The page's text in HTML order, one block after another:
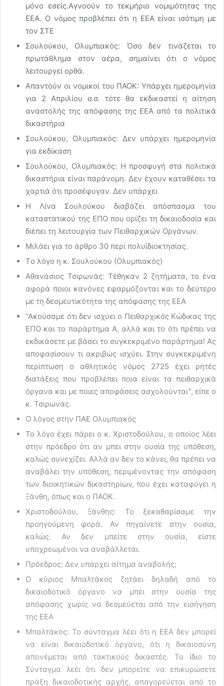
μόνο εσείς.Αγνοούν το τεκμήριο νομιμότητας της
ΕΕΑ. Ο νόμος προβλέπει ότι η ΕΕΑ είναι ισότιμη με
τον ΣΤΕ
Σουλούκου, Ολυμπιακός: Όσο δεν τινάζεται το
πρωτάθλημα στον αέρα, σημαίνει ότι ο νόμος
λειτουργεί ορθά.
Απαντούν οι νομικοί του ΠΑΟΚ: Υπάρχει ημερομηνία
για 2 Απριλίου σ.σ. τότε θα εκδικαστεί η αίτηση
αναστολής της απόφασης της ΕΕΑ από τα πολιτικά
δικαστήρια
Σουλούκου, Ολυμπιακός: Δεν υπάρχει ημερομηνία
για εκδίκαση
Σουλούκου, Ολυμπιακός: Η προσφυγή στα πολιτικά
δικαστήρια είναι παράνομη. Δεν έχουν καταθέσει τα
χαρτιά ότι προσέφυγαν. Δεν υπάρχει
Η Λίνα Σουλούκου διαβάζει απόσπασμα του
καταστατικού της ΕΠΟ που ορίζει τη δικαιοδοσία και
διέπει τη λειτουργία των Πειθαρχικών Οργάνων.
Μιλάει για το άρθρο 30 περί πολυϊδιοκτησίας.
Tο λόγο η κ. Σουλούκου (Ολυμπιακός)
Αθανάσιος Τσιρωνάς: Τέθηκαν 2 ζητήματα, το ένα
αφορά ποιοι κανόνες εφαρμόζονται και το δεύτερο
με τη δεσμευτικότητα της απόφασης της ΕΕΑ
“Ακούσαμε ότι δεν ισχύει ο Πειθαρχικός Κώδικας της
ΕΠΟ και το παράρτημα Α, αλλά και το ότι πρέπει να
εκδικάσετε με βάσει το συγκεκριμένο παράρτημα! Ας
αποφασίσουν τι ακριβώς ισχύει. Στην συγκεκριμένη
περίπτωση ο αθλητικός νόμος 2725 έχει ρητές
διατάξεις που προβλέπει ποια είναι τα πειθαρχικά
όργανα και με ποιες αποφάσεις ασχολούνται”, είπε ο
κ. Τσιρωνάς.
Ο λόγος στην ΠΑΕ Ολυμπιακός
Το λόγο έχει πάρει ο κ. Χριστοδούλου, ο οποίος λέει
στην πρόεδρο ότι αν μπει στην ουσία της υπόθεση,
καλώς συνεχίζει. Αλλά αν δεν το κάνει, θα πρέπει να
αναβάλει την υπόθεση, περιμένοντας την απόφαση
των διοικητικών δικαστηρίων, που έχει καταφύγει η
Ξάνθη, όπως και ο ΠΑΟΚ.
Χριστοδούλου, Ξάνθης: Το ξεκαθαρίσαμε την
προηγούμενη φορά. Αν πηγαίνετε στην ουσία,
καλώς. Αν δεν μπείτε στην ουσία, είστε
υποχρεωμένοι να αναβάλλεται.
Πρόεδρος: Δεν υπάρχει αίτημα αναβολής;
Ο κύριος Μπαλτάκος ζητάει δηλαδή από το
δικαιοδοτικό όργανο να μπει στην ουσία της
απόφασης χωρίς να δεσμεύεται από την εισήγηση
της ΕΕΑ
Μπαλτάκος: Το σύνταγμα λέει ότι η ΕΕΑ δεν μπορεί
να είναι δικαιοδοτικό όργανο, ότι η δικαιοσύνη
απονέμεται από τακτικούς δικαστές. Το ίδιο το
Σύνταγμα λεέι ότι δεν μπορείτε να επικυρώσετε
πράξη δικαιοδοτικής αρχής, απαγορεύεται από το